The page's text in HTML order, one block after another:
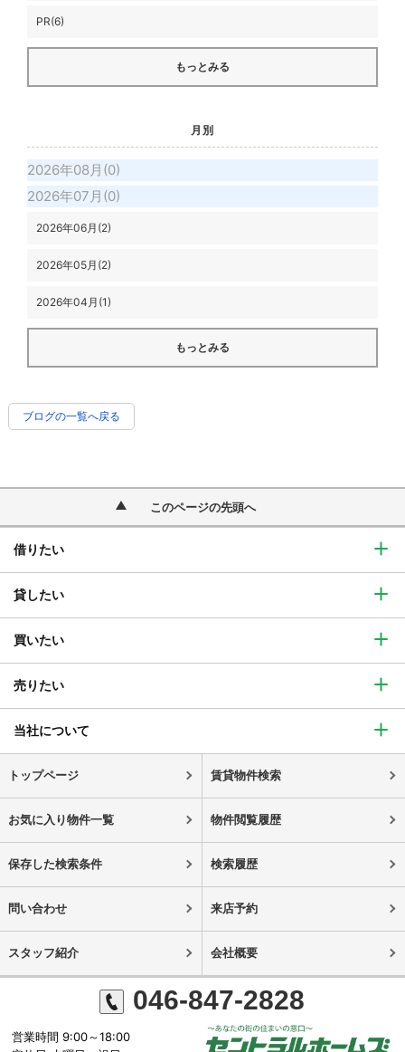
PR(6)
もっとみる
月別
2026年08月(0)
2026年07月(0)
2026年06月(2)
2026年05月(2)
2026年04月(1)
もっとみる
ブログの一覧へ戻る
このページの先頭へ
借りたい
貸したい
買いたい
売りたい
当社について
トップページ 賃貸物件検索
お気に入り物件一覧 物件閲覧履歴
保存した検索条件 検索履歴
問い合わせ 来店予約
スタッフ紹介 会社概要
046-847-2828
営業時間 9:00～18:00